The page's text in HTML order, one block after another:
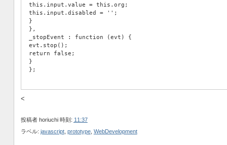
this.input.value = this.org;
this.input.disabled = '';
}
},
_stopEvent : function (evt) {
evt.stop();
return false;
}
};
<
投稿者 horiuchi 時刻: 11:37
ラベル: javascript, prototype, WebDevelopment